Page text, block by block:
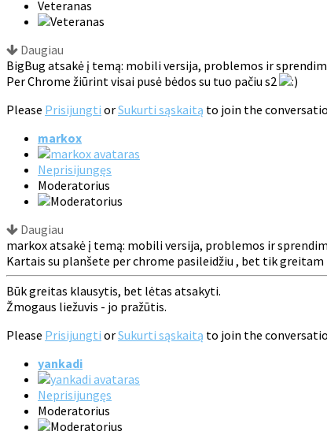
Veteranas
Daugiau
BigBug atsakė į temą: mobili versija, problemos ir
Per Chrome žiūrint visai pusė bėdos su tuo pačiu s2
Please Prisijungti orSukurti sąskaitą to join the
markox
Neprisijungęs
Moderatorius
Daugiau
markox atsakė į temą: mobili versija, problemos ir
Kartais su planšete per chrome pasileidžiu , bet tik
Būk greitas klausytis, bet lėtas atsakyti.
Žmogaus liežuvis - jo pražūtis.
Please Prisijungti orSukurti sąskaitą to join the
yankadi
Neprisijungęs
Moderatorius